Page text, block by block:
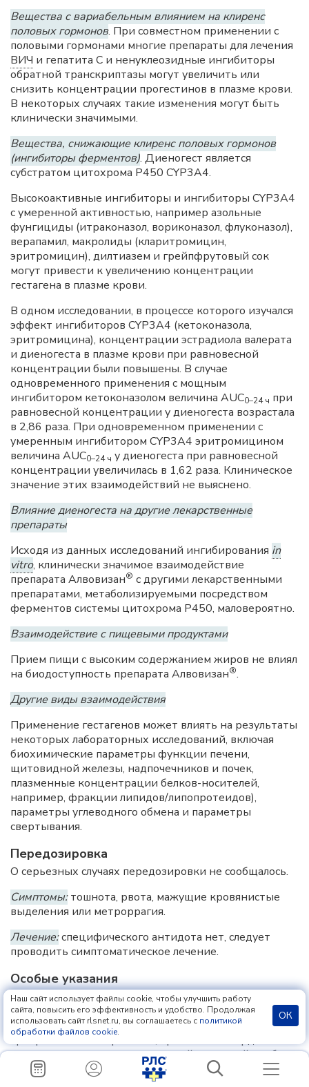
Вещества с вариабельным влиянием на клиренс
половых гормонов. При совместном применении с
половыми гормонами многие препараты для лечения
ВИЧ и гепатита С и ненуклеозидные ингибиторы
обратной транскриптазы могут увеличить или
снизить концентрации прогестинов в плазме крови.
В некоторых случаях такие изменения могут быть
клинически значимыми.
Вещества, снижающие клиренс половых гормонов
(ингибиторы ферментов). Диеногест является
субстратом цитохрома P450 CYP3A4.
Высокоактивные ингибиторы и ингибиторы CYP3A4
с умеренной активностью, например азольные
фунгициды (итраконазол, вориконазол, флуконазол),
верапамил, макролиды (кларитромицин,
эритромицин), дилтиазем и грейпфрутовый сок
могут привести к увеличению концентрации
гестагена в плазме крови.
В одном исследовании, в процессе которого изучался
эффект ингибиторов CYP3A4 (кетоконазола,
эритромицина), концентрации эстрадиола валерата
и диеногеста в плазме крови при равновесной
концентрации были повышены. В случае
одновременного применения с мощным
ингибитором кетоконазолом величина AUC0–24 ч при
равновесной концентрации у диеногеста возрастала
в 2,86 раза. При одновременном применении с
умеренным ингибитором CYP3A4 эритромицином
величина AUC0–24 ч у диеногеста при равновесной
концентрации увеличилась в 1,62 раза. Клиническое
значение этих взаимодействий не выяснено.
Влияние диеногеста на другие лекарственные
препараты
Исходя из данных исследований ингибирования in
vitro, клинически значимое взаимодействие
препарата Алвовизан® с другими лекарственными
препаратами, метаболизируемыми посредством
ферментов системы цитохрома P450, маловероятно.
Взаимодействие с пищевыми продуктами
Прием пищи с высоким содержанием жиров не влиял
на биодоступность препарата Алвовизан®.
Другие виды взаимодействия
Применение гестагенов может влиять на результаты
некоторых лабораторных исследований, включая
биохимические параметры функции печени,
щитовидной железы, надпочечников и почек,
плазменные концентрации белков-носителей,
например, фракции липидов/липопротеидов),
параметры углеводного обмена и параметры
свертывания.
Передозировка
О серьезных случаях передозировки не сообщалось.
Симптомы:тошнота, рвота, мажущие кровянистые
выделения или метроррагия.
Лечение:специфического антидота нет, следует
проводить симптоматическое лечение.
Особые указания
При приеме препарата следует соблюдать
осторожность в следующих ситуациях: депрессия в
анамнезе, внематочная беременность в анамнезе,
артериальная гипертензия, хроническая сердечная
недостаточность, мигрень с аурой, сахарный диабет
без сосудистых осложнений, гиперлипидемия,
тромбофлебит глубоких вен в анамнезе,
Наш сайт использует файлы cookie, чтобы улучшить работу
сайта, повысить его эффективность и удобство. Продолжая
использовать сайт rlsnet.ru, вы соглашаетесь с политикой
обработки файлов cookie.
ОК